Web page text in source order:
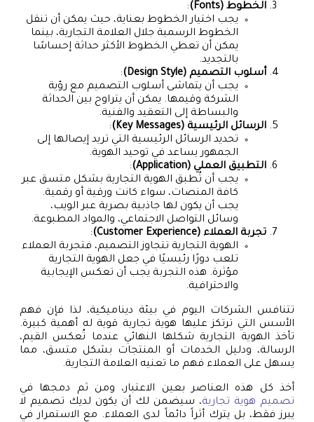
الخطوط (Fonts)
:
يجب اختيار الخطوط بعناية، حيث يمكن أن تنقل
الخطوط الرسمية جلال العلامة التجارية، بينما
يمكن أن تعطي الخطوط الأكثر حداثة إحساسًا
بالتجديد.
أسلوب التصميم (Design Style)
:
يجب أن يتماشى أسلوب التصميم مع رؤية
الشركة وقيمها. يمكن أن يتراوح بين الحداثة
والبساطة إلى التعقيد والفنية.
الرسائل الرئيسية (Key Messages)
:
تحديد الرسائل الرئيسية التي تريد إيصالها إلى
الجمهور يساعد في توحيد الهوية.
التطبيق العملي (Application)
:
يجب أن تُطبق الهوية التجارية بشكل متسق عبر
كافة المنصات، سواء كانت ورقية أو رقمية.
يجب أن يكون لها جاذبية بصرية عبر الويب،
وسائل التواصل الاجتماعي، والمواد المطبوعة.
تجربة العملاء (Customer Experience)
:
الهوية التجارية تتجاوز التصميم، فتجربة العملاء
تلعب دورًا رئيسيًا في جعل الهوية التجارية
مؤثرة. هذه التجربة يجب أن تعكس الإيجابية
والاحترافية.
تتنافس الشركات اليوم في بيئة ديناميكية، لذا فإن فهم
الأسس التي ترتكز عليها هوية تجارية قوية له أهمية كبيرة.
تأخذ الهوية التجارية شكلها النهائي عندما تُعكس القيم،
الرسالة، ودليل الخدمات أو المنتجات بشكل متسق، مما
يسهل على العملاء فهم ما تعنيه العلامة التجارية.
أخذ كل هذه العناصر بعين الاعتبار، ومن ثم دمجها في
تصميم هوية تجارية، سيضمن لك أن يكون لديك تصميم لا
يبرز فقط، بل يترك أثراً دائماً لدى العملاء. مع الاستمرار في